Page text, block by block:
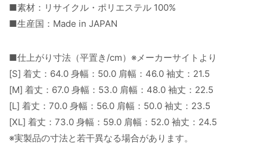
■素材：リサイクル・ポリエステル 100%
■生産国：Made in JAPAN
■仕上がり寸法（平置き/cm）※メーカーサイトより
[S] 着丈：64.0 身幅：50.0 肩幅：46.0 袖丈：21.5
[M] 着丈：67.0 身幅：53.0 肩幅：48.0 袖丈：22.5
[L] 着丈：70.0 身幅：56.0 肩幅：50.0 袖丈：23.5
[XL] 着丈：73.0 身幅：59.0 肩幅：52.0 袖丈：24.5
※実製品の寸法と若干異なる場合があります。